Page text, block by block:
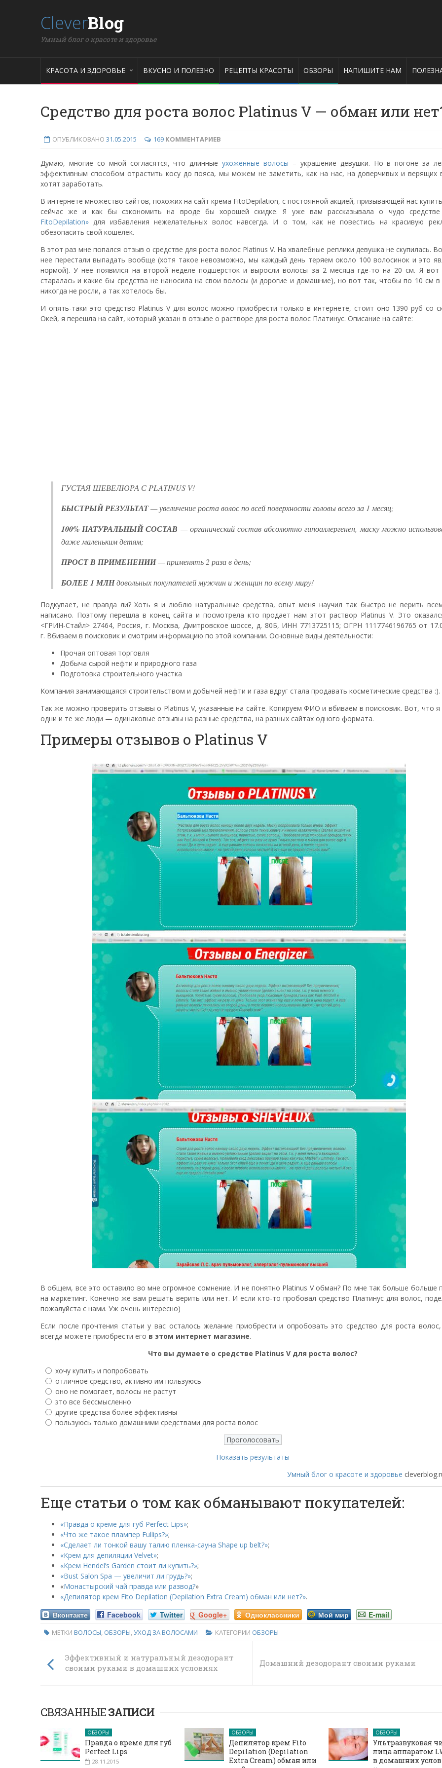
CleverBlog
Умный блог о красоте и здоровье
КРАСОТА И ЗДОРОВЬЕ ВКУСНО И ПОЛЕЗНО РЕЦЕПТЫ КРАСОТЫ ОБЗОРЫ НАПИШИТЕ НАМ
Средство для роста волос Platinus V — обман или
ОПУБЛИКОВАНО 31.05.2015 169 КОММЕНТАРИЕВ
Думаю, многие со мной согласятся, что длинныеухоженные волосы – украшение девушки. Но в погоне за
эффективным способом отрастить косу до пояса, мы можем не заметить, как на нас, на доверчивых и верящих
хотят заработать.
В интернете множество сайтов, похожих на сайт крема FitoDepilation, с постоянной акцией, призывающей нас
сейчас же и как бы сэкономить на вроде бы хорошей скидке. Я уже вам рассказывала о чудо средстве
FitoDepilation» для избавления нежелательных волос навсегда. И о том, как не повестись на красивую
обезопасить свой кошелек.
В этот раз мне попался отзыв о средстве для роста волос Platinus V. На хвалебные реплики девушка не скупилась.
нее перестали выпадать вообще (хотя такое невозможно, мы каждый день теряем около 100 волосинок и это
нормой). У нее появился на второй неделе подшерсток и выросли волосы за 2 месяца где-то на 20 см. Я вот
старалась и какие бы средства не наносила на свои волосы (и дорогие и домашние), но вот так, чтобы по 10 см в
никогда не росли, а так хотелось бы.
И опять-таки это средство Platinus V для волос можно приобрести только в интернете, стоит оно 1390 руб со
Окей, я перешла на сайт, который указан в отзыве о растворе для роста волос Платинус. Описание на сайте:
ГУСТАЯ ШЕВЕЛЮРА С PLATINUS V!
БЫСТРЫЙ РЕЗУЛЬТАТ— увеличение роста волос по всей поверхности головы всего за 1 месяц;
100% НАТУРАЛЬНЫЙ СОСТАВ — органический состав абсолютно гипоаллергенен, маску можно
даже маленьким детям;
ПРОСТ В ПРИМЕНЕНИИ— применять 2 раза в день;
БОЛЕЕ 1 МЛНдовольных покупателей мужчин и женщин по всему миру!
Подкупает, не правда ли? Хоть я и люблю натуральные средства, опыт меня научил так быстро не верить
написано. Поэтому перешла в конец сайта и посмотрела кто продает нам этот раствор Platinus V. Это
<ГРИН-Стайл> 27464, Россия, г. Москва, Дмитровское шоссе, д. 80Б, ИНН 7713725115; ОГРН 1117746196765 от
г. Вбиваем в поисковик и смотрим информацию по этой компании. Основные виды деятельности:
Прочая оптовая торговля
Добыча сырой нефти и природного газа
Подготовка строительного участка
Компания занимающаяся строительством и добычей нефти и газа вдруг стала продавать косметические средства :).
Так же можно проверить отзывы о Platinus V, указанные на сайте. Копируем ФИО и вбиваем в поисковик. Вот, что я
одни и те же люди — одинаковые отзывы на разные средства, на разных сайтах одного формата.
Примеры отзывов о Platinus V
В общем, все это оставило во мне огромное сомнение. И не понятно Platinus V обман? По мне так больше больше
на маркетинг. Конечно же вам решать верить или нет. И если кто-то пробовал средство Платинус для волос,
пожалуйста с нами. Уж очень интересно)
Если после прочтения статьи у вас осталось желание приобрести и опробовать это средство для роста
всегда можете приобрести его в этом интернет магазине.
Что вы думаете о средстве Platinus V для роста волос?
хочу купить и попробовать
отличное средство, активно им пользуюсь
оно не помогает, волосы не растут
это все бессмысленно
другие средства более эффективны
пользуюсь только домашними средствами для роста волос
Показать результаты
Умный блог о красоте и здоровье
Еще статьи о том как обманывают покупателей:
«Правда о креме для губ Perfect Lips»;
«Что же такое плампер Fullips?»;
«Сделает ли тонкой вашу талию пленка-сауна Shape up belt?»;
«Крем для депиляции Velvet»;
«Крем Hendel’s Garden стоит ли купить?»;
«Bust Salon Spa — увеличит ли грудь?»;
«Монастырский чай правда или развод?»
«Депилятор крем Fito Depilation (Depilation Extra Cream) обман или нет?».
Вконтакте Facebook Twitter Google+ Одноклассники Мой мир E-mail
МЕТКИ ВОЛОСЫ, ОБЗОРЫ,УХОД ЗА ВОЛОСАМИ КАТЕГОРИИ ОБЗОРЫ
Эффективный и натуральный дезодорант
своими руками в домашних условиях
Домашний дезодорант своими руками
СВЯЗАННЫЕЗАПИСИ
ОБЗОРЫ
Правда о креме для губ
Perfect Lips
28.11.2015
ОБЗОРЫ
Депилятор крем Fito
Depilation (Depilation
Extra Cream) обман или
ОБЗОРЫ
Ультразвуковая
лица аппаратом
в домашних